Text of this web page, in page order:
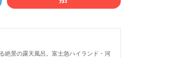
景の露天風呂。富士急ハイランド・河